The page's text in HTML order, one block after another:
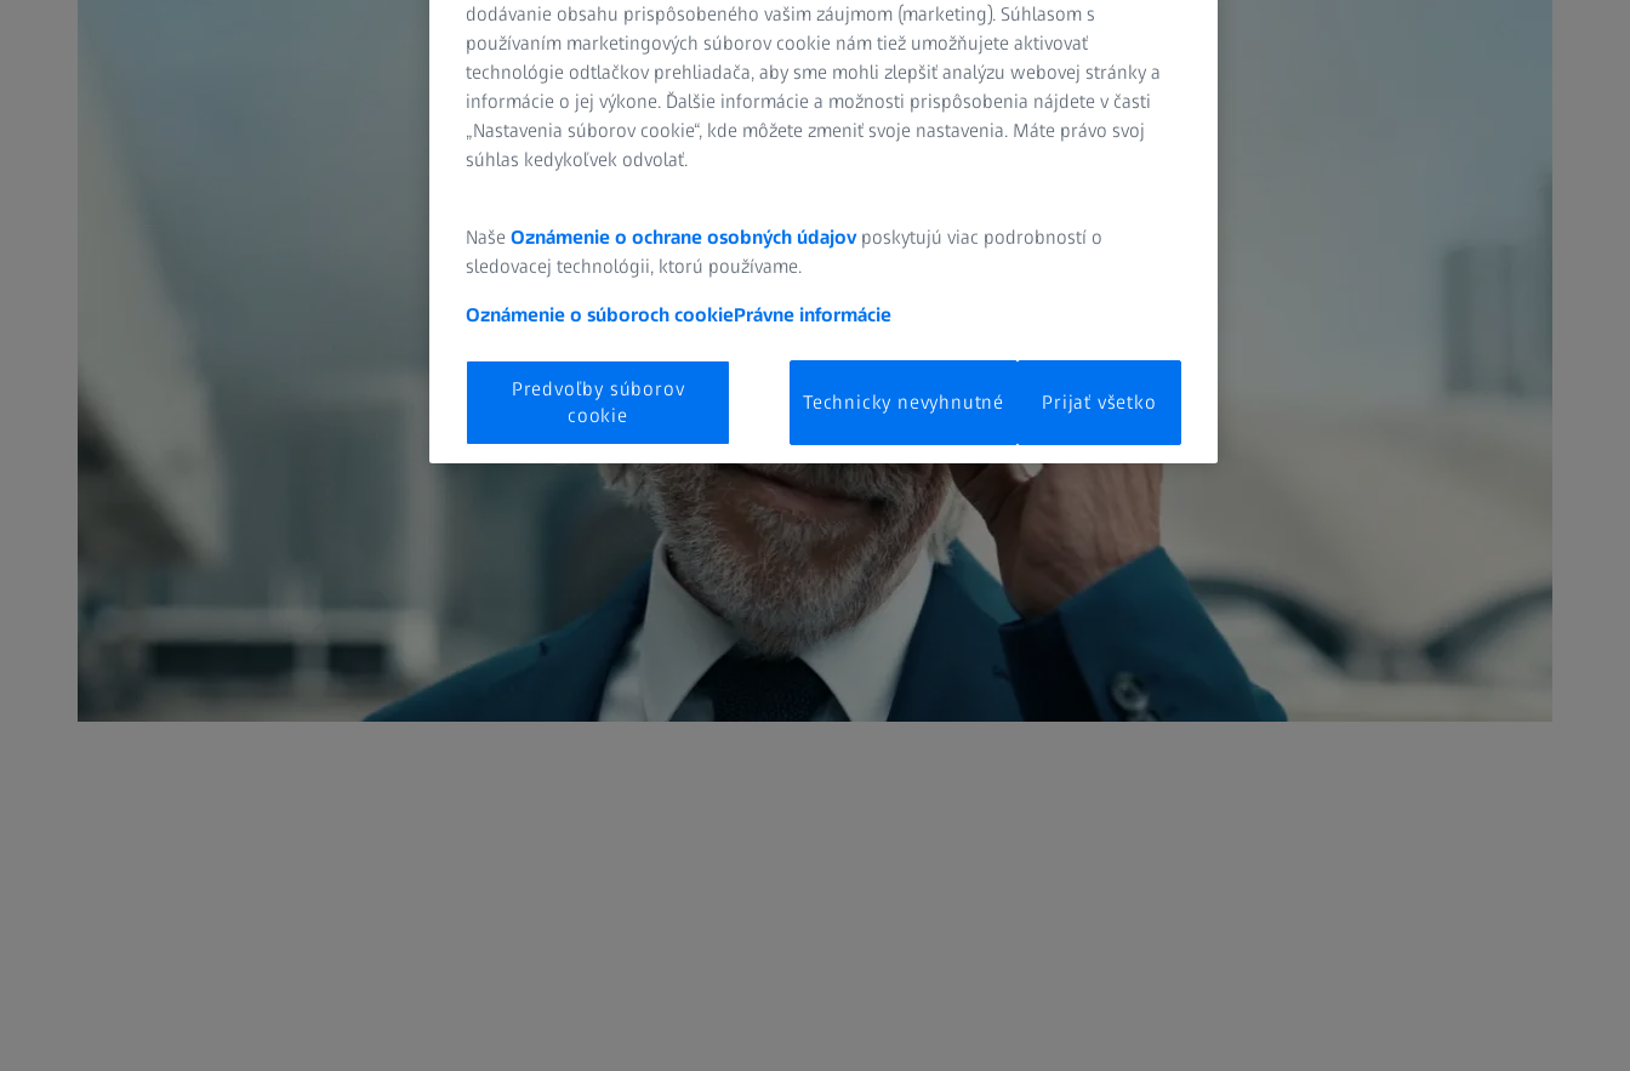
dodávanie obsahu prispôsobeného vašim záujmom (marketing). Súhlasom s
používaním marketingových súborov cookie nám tiež umožňujete aktivovať
technológie odtlačkov prehliadača, aby sme mohli zlepšiť analýzu webovej stránky a
informácie o jej výkone. Ďalšie informácie a možnosti prispôsobenia nájdete v časti
„Nastavenia súborov cookie“, kde môžete zmeniť svoje nastavenia. Máte právo svoj
súhlas kedykoľvek odvolať.
Naše Oznámenie o ochrane osobných údajovposkytujú viac podrobností o
sledovacej technológii, ktorú používame.
Oznámenie o súboroch cookiePrávne informácie
Predvoľby súborov
cookie
Technicky nevyhnutné Prijať všetko